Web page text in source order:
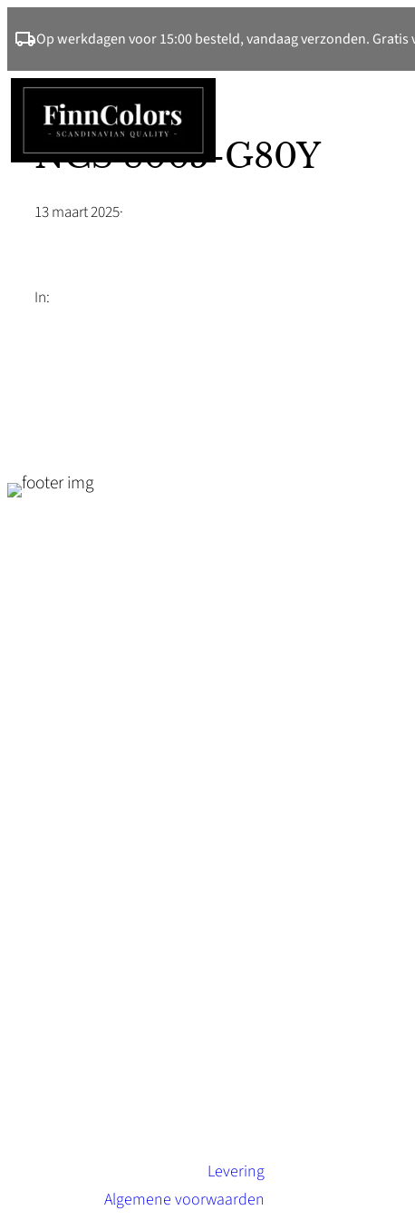
naar
de
inhoud
Op werkdagen voor 15:00 besteld, vandaag verzonden. Gratis
NCS 8005-G80Y
13 maart 2025·
In:
Levering
Algemene voorwaarden